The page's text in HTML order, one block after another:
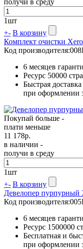
1шт
+- В корзину
Комплект очистки
Код производителя:
6 месяцев
Ресурс 50000
Быстрая
при оформлении
Покупай больше -
плати меньше
11 178р.
в наличии -
получи в среду
1шт
+- В корзину
Девелопер пурпурный
Код производителя:
6 месяцев
Ресурс 1500000
Бесплатная и
при оформлении